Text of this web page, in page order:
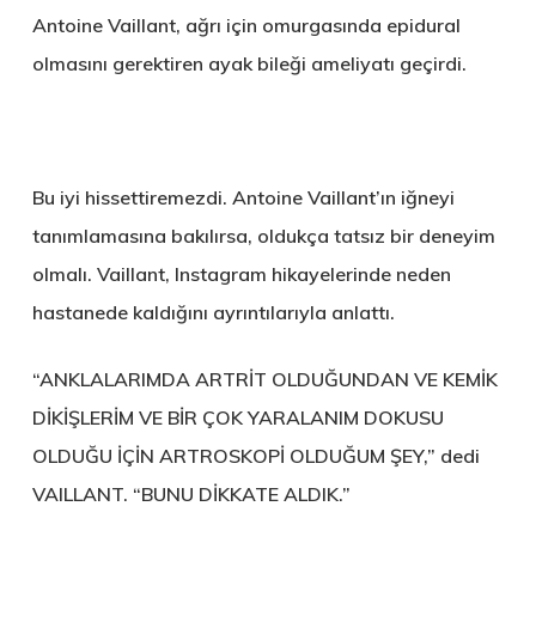
Antoine Vaillant, ağrı için omurgasında epidural
olmasını gerektiren ayak bileği ameliyatı geçirdi.
Bu iyi hissettiremezdi. Antoine Vaillant’ın iğneyi
tanımlamasına bakılırsa, oldukça tatsız bir deneyim
olmalı. Vaillant, Instagram hikayelerinde neden
hastanede kaldığını ayrıntılarıyla anlattı.
“ANKLALARIMDA ARTRİT OLDUĞUNDAN VE KEMİK
DİKİŞLERİM VE BİR ÇOK YARALANIM DOKUSU
OLDUĞU İÇİN ARTROSKOPİ OLDUĞUM ŞEY,” dedi
VAILLANT. “BUNU DİKKATE ALDIK.”